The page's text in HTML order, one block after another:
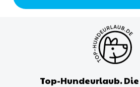
Top-Hundeurlaub.